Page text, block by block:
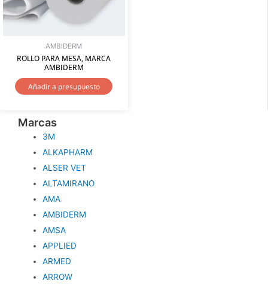
AMBIDERM
ROLLO PARA MESA, MARCA
AMBIDERM
Añadir a presupuesto
Marcas
3M
ALKAPHARM
ALSER VET
ALTAMIRANO
AMA
AMBIDERM
AMSA
APPLIED
ARMED
ARROW